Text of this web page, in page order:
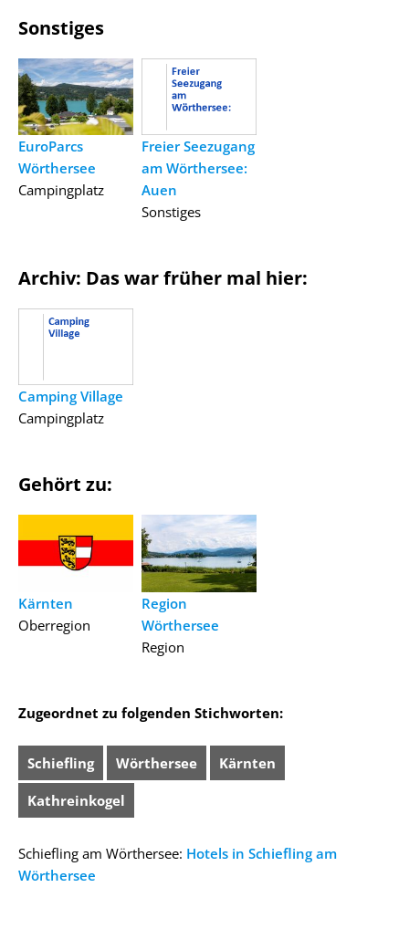
Sonstiges
EuroParcs
Wörthersee
Campingplatz
Freier Seezugang
am Wörthersee:
Auen
Sonstiges
Archiv: Das war früher mal hier:
Camping Village
Campingplatz
Gehört zu:
Kärnten
Oberregion
Region
Wörthersee
Region
Zugeordnet zu folgenden Stichworten:
Schiefling Wörthersee Kärnten
Kathreinkogel
Schiefling am Wörthersee: Hotels in Schiefling am
Wörthersee